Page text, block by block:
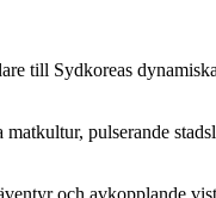
till Sydkoreas
pulserande